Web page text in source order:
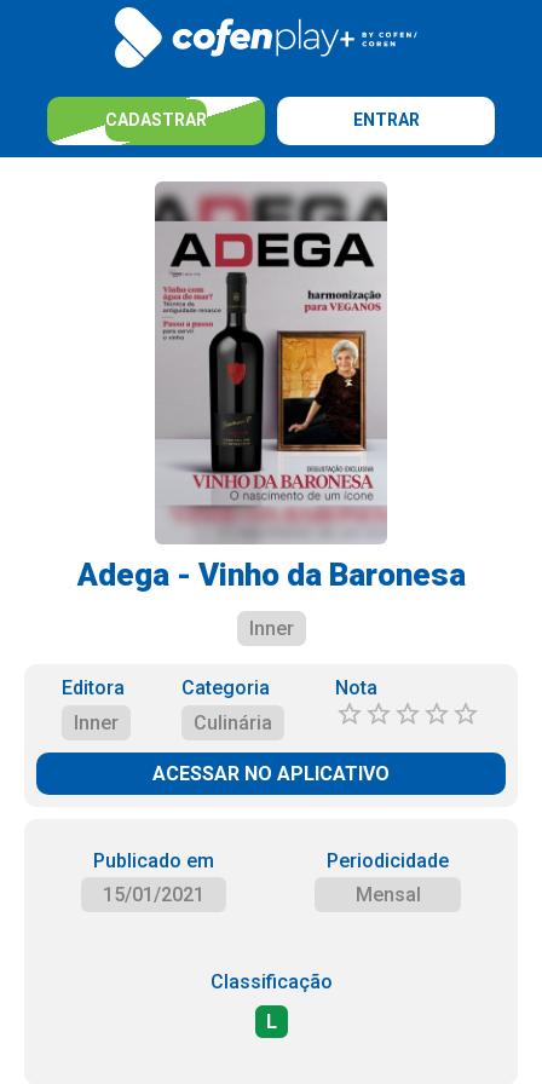
CADASTRAR ENTRAR
Adega - Vinho da Baronesa
Inner
Editora
Inner
Categoria
Culinária
Nota
ACESSAR NO APLICATIVO
Publicado em
15/01/2021
Periodicidade
Mensal
Classificação
L